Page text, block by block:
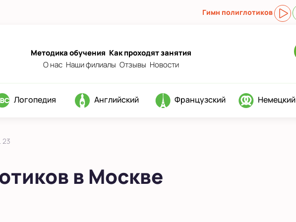
Гимн полиглотиков
Методика обучения Как проходят занятия
О нас Наши филиалы Отзывы Новости
Логопедия Английский Французский Немецкий
23
в Москве